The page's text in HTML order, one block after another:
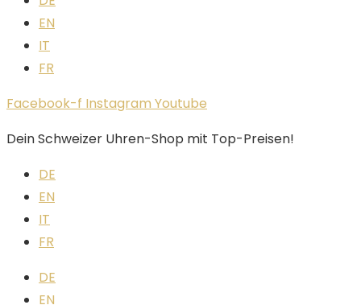
EN
IT
FR
Facebook-f Instagram Youtube
Dein Schweizer Uhren-Shop mit Top-Preisen!
DE
EN
IT
FR
DE
EN